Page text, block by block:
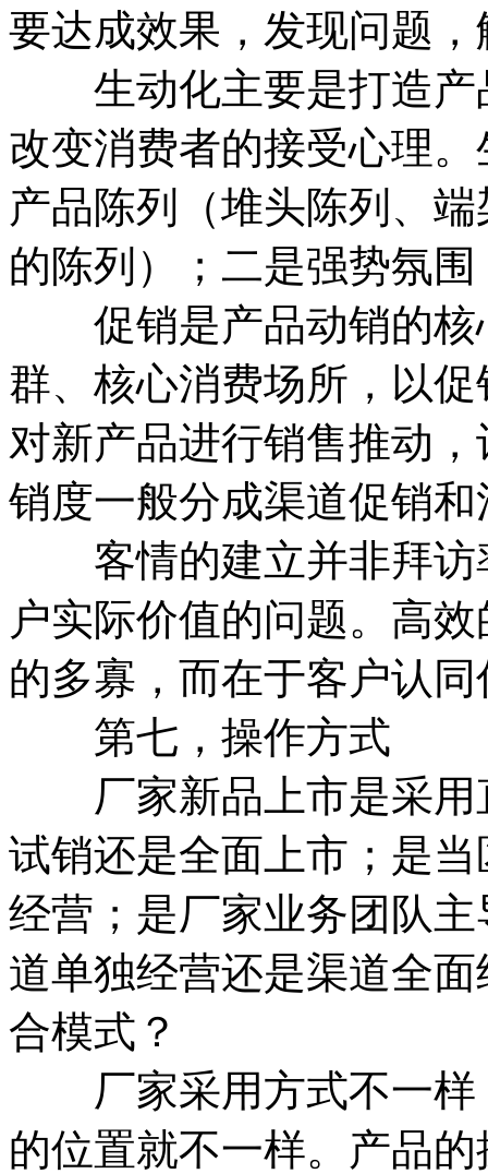
要达成效果，发现问题
生动化主要是打造产
改变消费者的接受心理
产品陈列（堆头陈列、
的陈列）；二是强势氛
促销是产品动销的核
群、核心消费场所，以
对新产品进行销售推动
销度一般分成渠道促销
客情的建立并非拜访
户实际价值的问题。高
的多寡，而在于客户认
第七，操作方式
厂家新品上市是采用
试销还是全面上市；是
经营；是厂家业务团队
道单独经营还是渠道全
合模式？
厂家采用方式不一样
的位置就不一样。产品